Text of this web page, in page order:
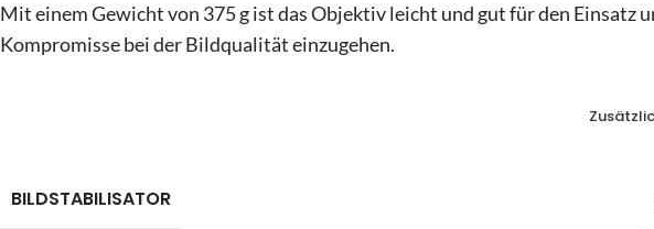
Mit einem Gewicht von 375 g ist das Objektiv leicht und gut für den Einsatz
Kompromisse bei der Bildqualität einzugehen.
BILDSTABILISATOR